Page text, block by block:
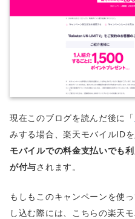
現在このブログを読んだ後に「
みする場合、楽天モバイルID
モバイルでの料金支払いでも
が付与されます。
もしもこのキャンペーンを使っ
し込む際には、こちらの楽天